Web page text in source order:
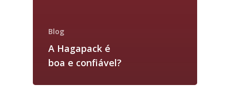
Blog
A Hagapack é
boa e confiável?